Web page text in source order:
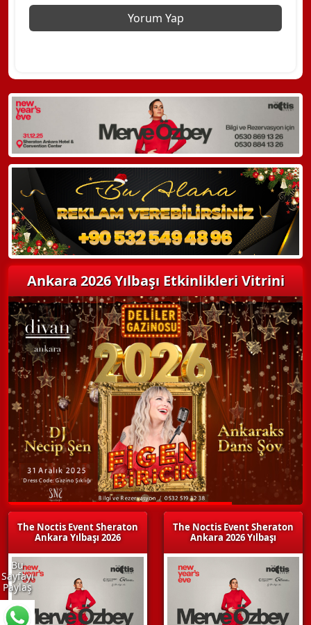
Ankara 2026 Yılbaşı Etkinlikleri Vitrini
The Noctis Event Sheraton
Ankara Yılbaşı 2026
The Noctis Event Sheraton
Ankara 2026 Yılbaşı
Bu
Sayfayı
Paylaş